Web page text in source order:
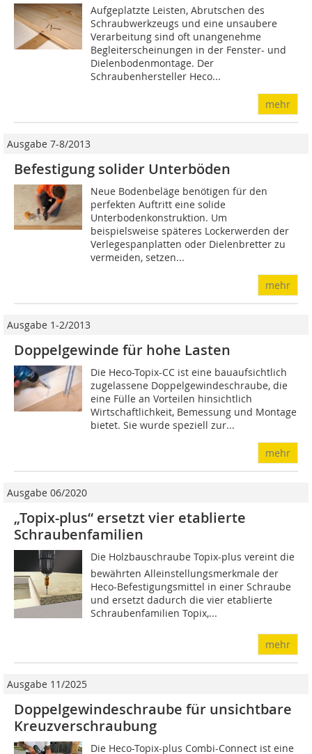
Aufgeplatzte Leisten, Abrutschen des
Schraubwerkzeugs und eine unsaubere
Verarbeitung sind oft unangenehme
Begleiterscheinungen in der Fenster- und
Dielenbodenmontage. Der
Schraubenhersteller Heco...
mehr
Ausgabe 7-8/2013
Befestigung solider Unterböden
Neue Bodenbeläge benötigen für den
perfekten Auftritt eine solide
Unterbodenkonstruktion. Um
beispielsweise späteres Lockerwerden der
Verlegespanplatten oder Dielenbretter zu
vermeiden, setzen...
mehr
Ausgabe 1-2/2013
Doppelgewinde für hohe Lasten
Die Heco-Topix-CC ist eine bauaufsichtlich
zugelassene Doppelgewindeschraube, die
eine Fülle an Vorteilen hinsichtlich
Wirtschaftlichkeit, Bemessung und Montage
bietet. Sie wurde speziell zur...
mehr
Ausgabe 06/2020
„Topix-plus“ ersetzt vier etablierte
Schraubenfamilien
Die Holzbauschraube Topix-plus vereint die
bewährten Alleinstellungsmerkmale der
Heco-Befestigungsmittel in einer Schraube
und ersetzt dadurch die vier etablierte
Schraubenfamilien Topix,...
mehr
Ausgabe 11/2025
Doppelgewindeschraube für unsichtbare
Kreuzverschraubung
Die Heco-Topix-plus Combi-Connect ist eine